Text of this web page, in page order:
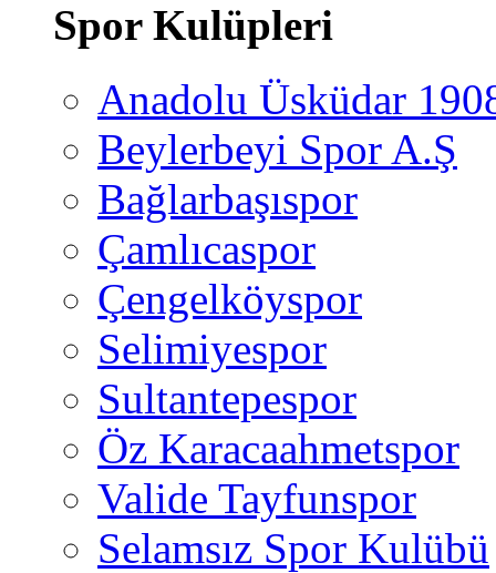
Spor Kulüpleri
Anadolu Üsküdar
Beylerbeyi Spor A.Ş
Bağlarbaşıspor
Çamlıcaspor
Çengelköyspor
Selimiyespor
Sultantepespor
Öz Karacaahmetspor
Valide Tayfunspor
Selamsız Spor Kulübü